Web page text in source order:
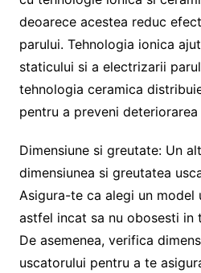
deoarece acestea reduc
parului. Tehnologia ionica
staticului si a electrizarii
tehnologia ceramica
pentru a preveni deteriorarea
Dimensiune si greutate: Un
dimensiunea si greutatea
Asigura-te ca alegi un model
astfel incat sa nu obosesti in
De asemenea, verifica
uscatorului pentru a te